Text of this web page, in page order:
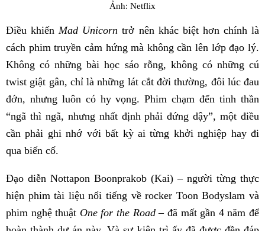
Ảnh: Netflix
Điều khiếnMad Unicorn trở nên khác biệt hơn chính là
cách phim truyền cảm hứng mà không cần lên lớp đạo lý.
Không có những bài học sáo rỗng, không có những cú
twist giật gân, chỉ là những lát cắt đời thường, đôi lúc đau
đớn, nhưng luôn có hy vọng. Phim chạm đến tinh thần
“ngã thì ngã, nhưng nhất định phải đứng dậy”, một điều
cần phải ghi nhớ với bất kỳ ai từng khởi nghiệp hay đi
qua biến cố.
Đạo diễn Nottapon Boonprakob (Kai) – người từng thực
hiện phim tài liệu nổi tiếng về rocker Toon Bodyslam và
phim nghệ thuật One for the Road– đã mất gần 4 năm để